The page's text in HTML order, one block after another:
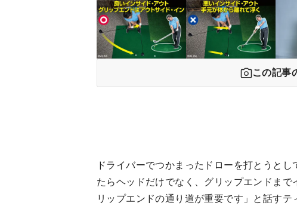
この記事
ドライバーでつかまったドローを打とうと
たらヘッドだけでなく、グリップエンドま
リップエンドの通り道が重要です」と話す